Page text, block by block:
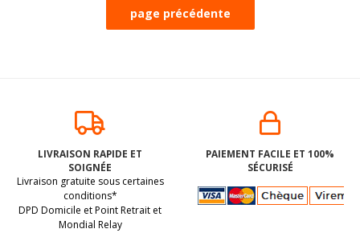
LIVRAISON RAPIDE ET
SOIGNÉE
Livraison gratuite sous certaines
conditions*
DPD Domicile et Point Retrait et
Mondial Relay
PAIEMENT FACILE ET 100%
SÉCURISÉ